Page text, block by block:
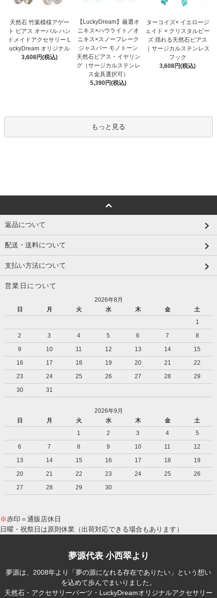
天然石 竹葉模様アゲー
ト ピアス オーバル ハン
ドメイドアクセサリー L
uckyDream オリジナル
3,608円(税込)
【LuckyDream】厳選オ
ニキス×ハウライト／オ
ニキス×スノーフレーク
ジャスパー モノトーン
天然石ピアス・イヤリン
グ（サージカルステンレ
ス金具選択可）
5,390円(税込)
ターコイズ× イエロージ
ェイド × クリスタルビー
ズ 揺れる天然石ピアス
｜サージカルステンレス
フック
3,608円(税込)
もっと見る
返品について
配送・送料について
支払い方法について
営業日について
2026年8月
日
月 火 水 木 金
土
1
2
3 4 5 6 7
8
9
10 11 12 13 14
15
16
17 18 19 20 21
22
23
24 25 26 27 28
29
30
31
2026年9月
日
月 火 水 木 金
土
1
2 3 4
5
6
7 8 9 10 11
12
13
14 15 16 17 18
19
20
21 22 23 24 25
26
27
28 29 30
※赤印＝通販店休日
日曜・祝祭日は原則休業（出荷対応できる場合もあります）
夢源代表 小西翠より
夢源は、2008年より「夢の源になれる存在でありたい」という想い
を込めて歩んでまいりました。
天然石・アクセサリーパーツ・LuckyDreamオリジナルアクセサリー